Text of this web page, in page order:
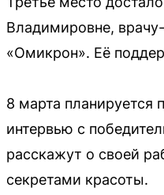
Владимировне,
«Омикрон». Её
8 марта планируется
интервью с
расскажут о своей
секретами красоты.